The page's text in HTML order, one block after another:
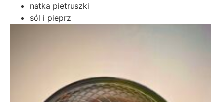
natka pietruszki
sól i pieprz